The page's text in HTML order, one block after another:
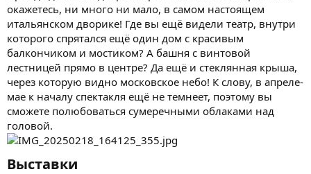
окажетесь, ни много ни мало, в самом настоящем
итальянском дворике! Где вы ещё видели театр, внутри
которого спрятался ещё один дом с красивым
балкончиком и мостиком? А башня с винтовой
лестницей прямо в центре? Да ещё и стеклянная крыша,
через которую видно московское небо! К слову, в апреле-
мае к началу спектакля ещё не темнеет, поэтому вы
сможете полюбоваться сумеречными облаками над
головой.
Выставки​